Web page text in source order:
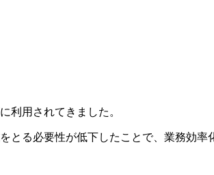
利用されてきました。
る必要性が低下したことで、業務効率